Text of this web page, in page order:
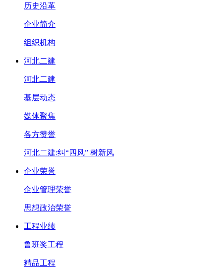
历史沿革
企业简介
组织机构
河北二建
河北二建
基层动态
媒体聚焦
各方赞誉
河北二建:纠“四风” 树新风
企业荣誉
企业管理荣誉
思想政治荣誉
工程业绩
鲁班奖工程
精品工程